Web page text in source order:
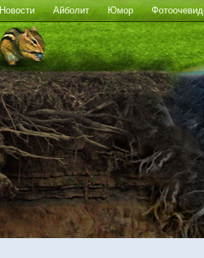
Новости Айболит Юмор